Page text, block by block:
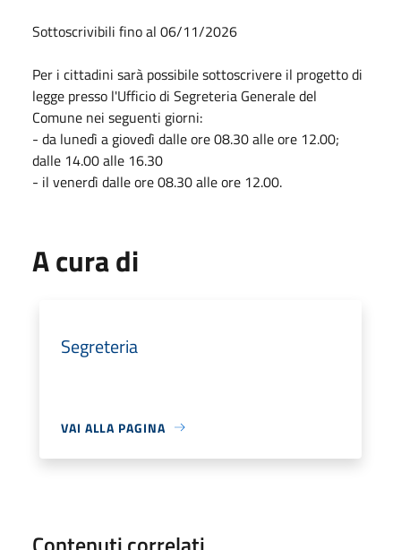
Sottoscrivibili fino al 06/11/2026
Per i cittadini sarà possibile sottoscrivere il progetto di
legge presso l'Ufficio di Segreteria Generale del
Comune nei seguenti giorni:
- da lunedì a giovedì dalle ore 08.30 alle ore 12.00;
dalle 14.00 alle 16.30
- il venerdì dalle ore 08.30 alle ore 12.00.
A cura di
Segreteria
VAI ALLA PAGINA